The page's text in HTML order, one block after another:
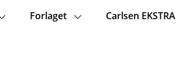
Forlaget Carlsen EKSTRA